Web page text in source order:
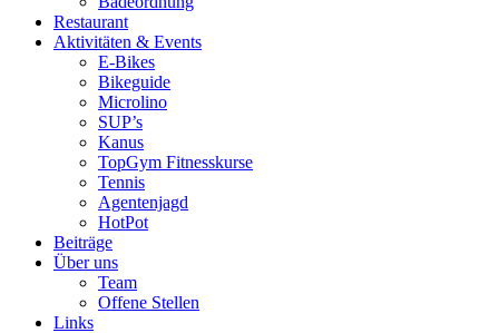
Restaurant
Aktivitäten & Events
E-Bikes
Bikeguide
Microlino
SUP’s
Kanus
TopGym Fitnesskurse
Tennis
Agentenjagd
HotPot
Beiträge
Über uns
Team
Offene Stellen
Links